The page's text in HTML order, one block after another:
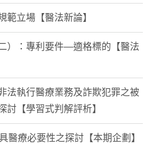
範立場【醫法新論】
）：專利要件—適格標的【醫法
法執行醫療業務及詐欺犯罪之被
討【學習式判解評析】
醫療必要性之探討【本期企劃】